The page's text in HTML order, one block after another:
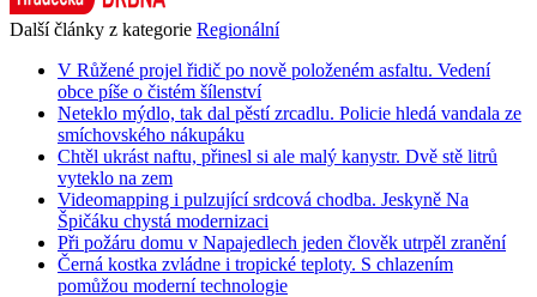
Další články z kategorie Regionální
V Růžené projel řidič po nově položeném asfaltu. Vedení
obce píše o čistém šílenství
Neteklo mýdlo, tak dal pěstí zrcadlu. Policie hledá vandala ze
smíchovského nákupáku
Chtěl ukrást naftu, přinesl si ale malý kanystr. Dvě stě litrů
vyteklo na zem
Videomapping i pulzující srdcová chodba. Jeskyně Na
Špičáku chystá modernizaci
Při požáru domu v Napajedlech jeden člověk utrpěl zranění
Černá kostka zvládne i tropické teploty. S chlazením
pomůžou moderní technologie